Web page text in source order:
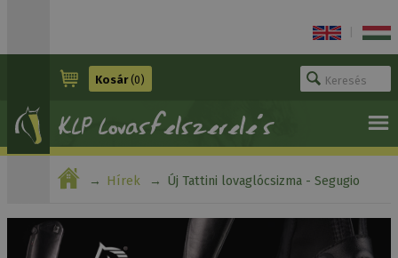
Kosár(0)
Hírek Új Tattini lovaglócsizma - Segugio